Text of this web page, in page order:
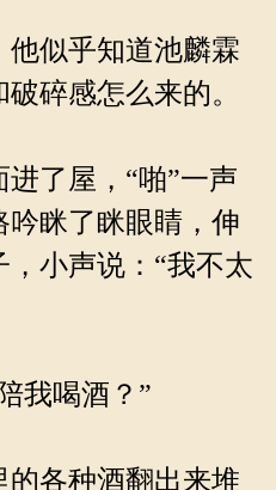
似乎知道池麟霖
碎感怎么来的。
了屋，“啪”一声
眯了眯眼睛，伸
小声说：“我不太
我喝酒？”
各种酒翻出来堆